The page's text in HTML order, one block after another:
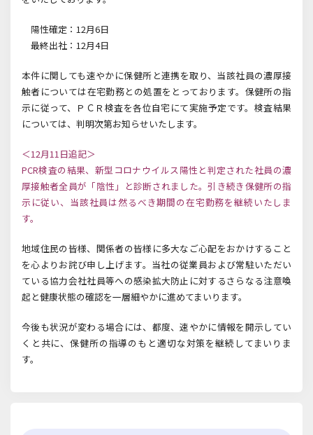
陽性確定：12月6日
最終出社：12月4日
本件に関しても速やかに保健所と連携を取り、当該社員の濃厚接
触者については在宅勤務との処置をとっております。保健所の指
示に従って、ＰＣＲ検査を各位自宅にて実施予定です。検査結果
については、判明次第お知らせいたします。
＜12月11日追記＞
PCR検査の結果、新型コロナウイルス陽性と判定された社員の濃
厚接触者全員が「陰性」と診断されました。引き続き保健所の指
示に従い、当該社員は然るべき期間の在宅勤務を継続いたしま
す。
地域住民の皆様、関係者の皆様に多大なご心配をおかけすること
を心よりお詫び申し上げます。当社の従業員および常駐いただい
ている協力会社社員等への感染拡大防止に対するさらなる注意喚
起と健康状態の確認を一層細やかに進めてまいります。
今後も状況が変わる場合には、都度、速やかに情報を開示してい
くと共に、保健所の指導のもと適切な対策を継続してまいりま
す。